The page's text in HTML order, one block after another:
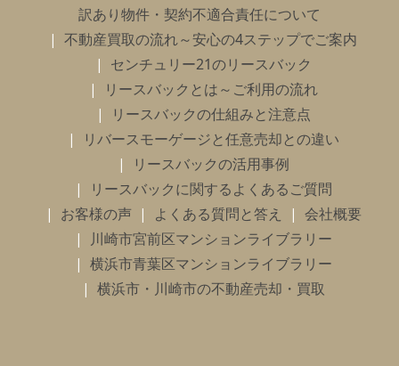
訳あり物件・契約不適合責任について
不動産買取の流れ～安心の4ステップでご案内
センチュリー21のリースバック
リースバックとは～ご利用の流れ
リースバックの仕組みと注意点
リバースモーゲージと任意売却との違い
リースバックの活用事例
リースバックに関するよくあるご質問
お客様の声
よくある質問と答え
会社概要
川崎市宮前区マンションライブラリー
横浜市青葉区マンションライブラリー
横浜市・川崎市の不動産売却・買取